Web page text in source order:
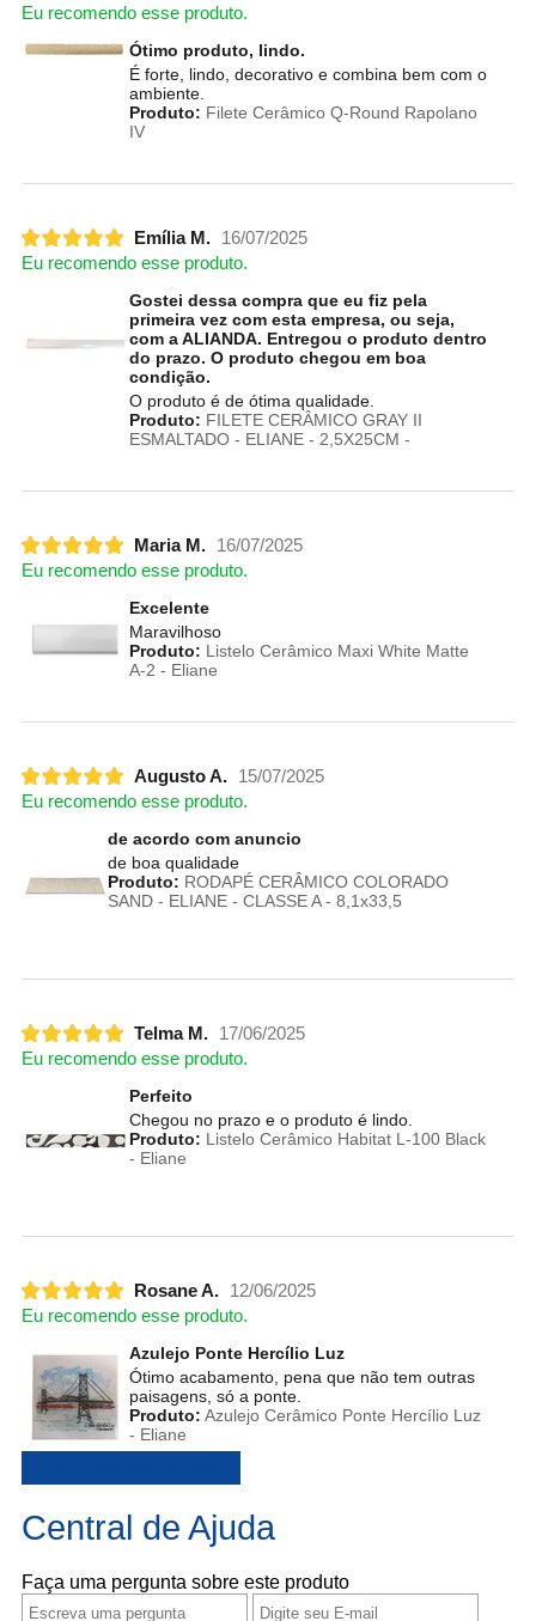
Eu recomendo esse produto.
Ótimo produto, lindo.
É forte, lindo, decorativo e combina bem com o
ambiente.
Produto: Filete Cerâmico Q-Round Rapolano
IV
Emília M.
16/07/2025
Eu recomendo esse produto.
Gostei dessa compra que eu fiz pela
primeira vez com esta empresa, ou seja,
com a ALIANDA. Entregou o produto dentro
do prazo. O produto chegou em boa
condição.
O produto é de ótima qualidade.
Produto: FILETE CERÂMICO GRAY II
ESMALTADO - ELIANE - 2,5X25CM -
Maria M.
16/07/2025
Eu recomendo esse produto.
Excelente
Maravilhoso
Produto: Listelo Cerâmico Maxi White Matte
A-2 - Eliane
Augusto A.
15/07/2025
Eu recomendo esse produto.
de acordo com anuncio
de boa qualidade
Produto: RODAPÉ CERÂMICO COLORADO
SAND - ELIANE - CLASSE A - 8,1x33,5
Telma M.
17/06/2025
Eu recomendo esse produto.
Perfeito
Chegou no prazo e o produto é lindo.
Produto: Listelo Cerâmico Habitat L-100 Black
- Eliane
Rosane A.
12/06/2025
Eu recomendo esse produto.
Azulejo Ponte Hercílio Luz
Ótimo acabamento, pena que não tem outras
paisagens, só a ponte.
Produto: Azulejo Cerâmico Ponte Hercílio Luz
- Eliane
Central de Ajuda
Faça uma pergunta sobre este produto